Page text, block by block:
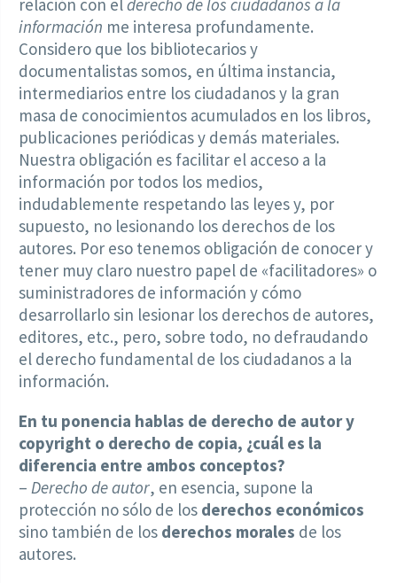
información me interesa profundamente.
Considero que los bibliotecarios y
documentalistas somos, en última instancia,
intermediarios entre los ciudadanos y la gran
masa de conocimientos acumulados en los libros,
publicaciones periódicas y demás materiales.
Nuestra obligación es facilitar el acceso a la
información por todos los medios,
indudablemente respetando las leyes y, por
supuesto, no lesionando los derechos de los
autores. Por eso tenemos obligación de conocer y
tener muy claro nuestro papel de «facilitadores» o
suministradores de información y cómo
desarrollarlo sin lesionar los derechos de autores,
editores, etc., pero, sobre todo, no defraudando
el derecho fundamental de los ciudadanos a la
información.
En tu ponencia hablas de derecho de autor y
copyright o derecho de copia, ¿cuál es la
diferencia entre ambos conceptos?
– Derecho de autor, en esencia, supone la
protección no sólo de los derechos económicos
sino también de los derechos morales de los
autores.